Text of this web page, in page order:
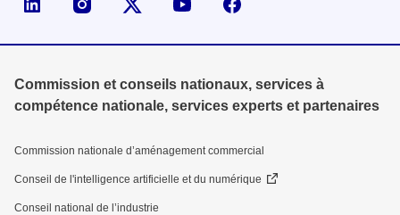
Page LinkedIn de la DGECompte X (ex-Twitter) de la DGE
Commission et conseils nationaux, services à
compétence nationale, services experts et partenaires
Commission nationale d’aménagement commercial
Conseil de l'intelligence artificielle et du numérique
Conseil national de l’industrie